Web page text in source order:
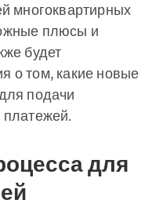
многоквартирных
плюсы и
будет
о том, какие новые
подачи
для